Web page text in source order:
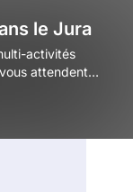
le Jura
activités
attendent